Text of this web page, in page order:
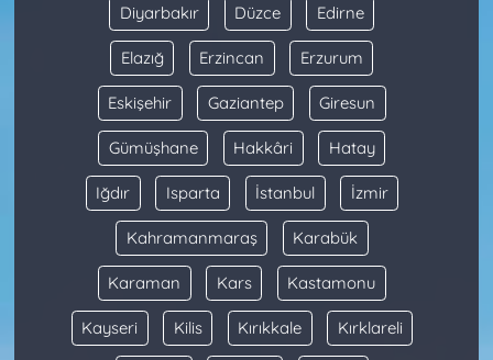
Diyarbakır Düzce Edirne
Elazığ Erzincan Erzurum
Eskişehir Gaziantep Giresun
Gümüşhane Hakkâri Hatay
Iğdır Isparta İstanbul İzmir
Kahramanmaraş Karabük
Karaman Kars Kastamonu
Kayseri Kilis Kırıkkale Kırklareli